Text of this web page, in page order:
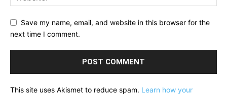
Save my name, email, and website in this browser for the
next time I comment.
This site uses Akismet to reduce spam. Learn how your